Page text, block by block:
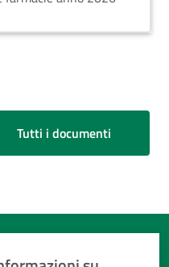
Tutti i documenti